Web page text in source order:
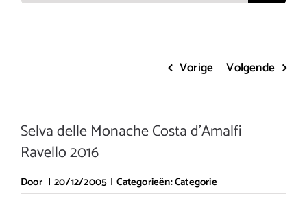
Dessert
Vorige Volgende
Selva delle Monache Costa d’Amalfi
Ravello 2016
Door | 20/12/2005 | Categorieën:Categorie